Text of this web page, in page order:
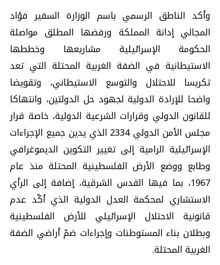
وأكد الناطق الرسمي باسم الوزارة السفير فؤاد
المجالي إدانة المملكة ورفضها المطلق مواصلة
الحكومة الإسرائيلية مشاريعها وخططها
الاستيطانية في الضفة الغربية المحتلة التي تعد
تكريسا للاحتلال والتوسع الاستيطاني، وتقويضا
واضحا للإرادة الدولية لجهود حل الدولتين، وانتهاكا
للقانون الدولي وقرارات الشرعية الدولية، خاصة قرار
مجلس الأمن الدولي 2334 الذي يدين جميع الإجراءات
الإسرائيلية الرامية إلى تغيير التكوين الديموغرافي
وطابع ووضع الأرض الفلسطينية المحتلة منذ عام
1967، بما فيها القدس الشرقية، إضافة إلى الرأي
الاستشاري لمحكمة العدل الدولية الذي أكّد عدم
قانونية الاحتلال الإسرائيلي للأرض الفلسطينية
وبطلان بناء المستوطنات وإجراءات ضمّ أراضي الضفة
الغربية المحتلة.